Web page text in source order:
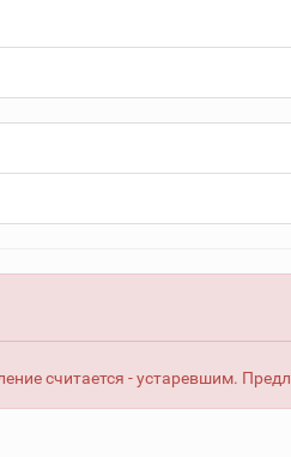
считается - устаревшим.